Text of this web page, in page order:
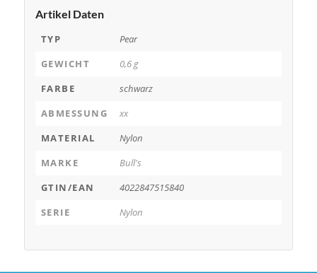
Artikel Daten
TYP
Pear
GEWICHT
0,6 g
FARBE
schwarz
ABMESSUNG
xx
MATERIAL
Nylon
MARKE
Bull's
GTIN/EAN
4022847515840
SERIE
Nylon